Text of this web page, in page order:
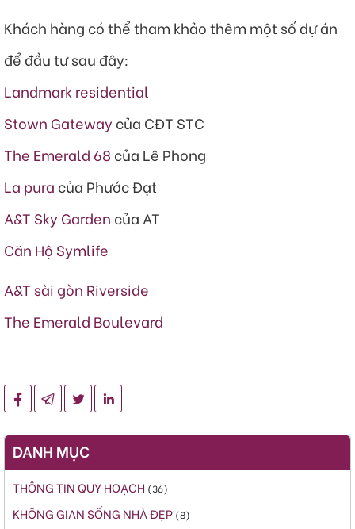
Khách hàng có thể tham khảo thêm một số dự án
để đầu tư sau đây:
Landmark residential
Stown Gateway của CĐT STC
The Emerald 68 của Lê Phong
La pura của Phước Đạt
A&T Sky Garden của AT
Căn Hộ Symlife
A&T sài gòn Riverside
The Emerald Boulevard
DANH MỤC
THÔNG TIN QUY HOẠCH (36)
KHÔNG GIAN SỐNG NHÀ ĐẸP (8)